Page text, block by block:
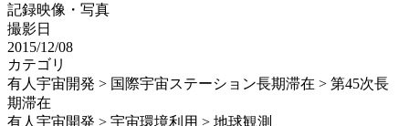
記録映像・写真
撮影日
2015/12/08
カテゴリ
有人宇宙開発 > 国際宇宙ステーション長期滞在 > 第45次長
期滞在
有人宇宙開発 > 宇宙環境利用 > 地球観測